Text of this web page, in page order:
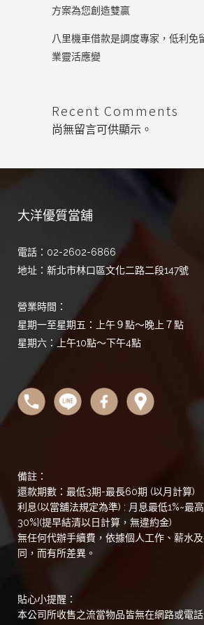
方案為您創造雙贏
八里機車借款是調度專家，低利免
業靈活應變
Recent Comments
尚無留言可供顯示。
大洋優質當舖
電話：02-2602-6866
地址：新北市林口區文化二路二段147號
營業時間：
星期一至星期五：上午９點～晚上７點
星期六：上午10點～下午4點
備註：
還款期數：最低3期-最長60期 (以月計算)
利息(以當舖法規定為準) : 月息最低1%~最
30%](提早結清以日計算，無違約金)
無任何代辦手續費，依據個人工作、薪水
同，而有所差異。
貼心小提醒：
本公司所收售之流當物品皆無在網路或電